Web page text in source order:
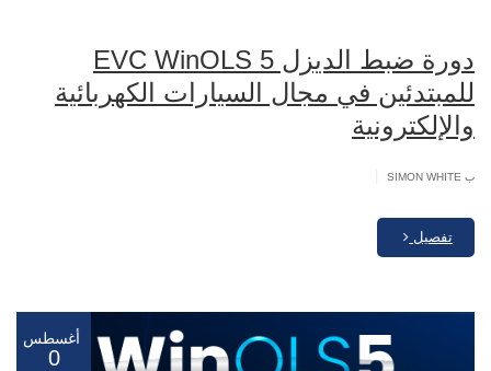
دورة ضبط الديزل EVC WinOLS 5
للمبتدئين في مجال السيارات الكهربائية
والإلكترونية
ب SIMON WHITE
تفصيل
أغسطس
0